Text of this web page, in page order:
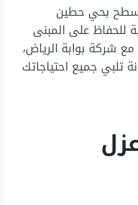
اسطح بحي حطين
على المبنى
شركة بوابة الرياض،
جميع احتياجاتك